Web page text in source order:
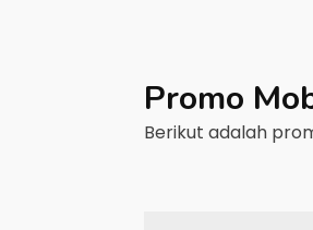
Promo
Berikut adalah